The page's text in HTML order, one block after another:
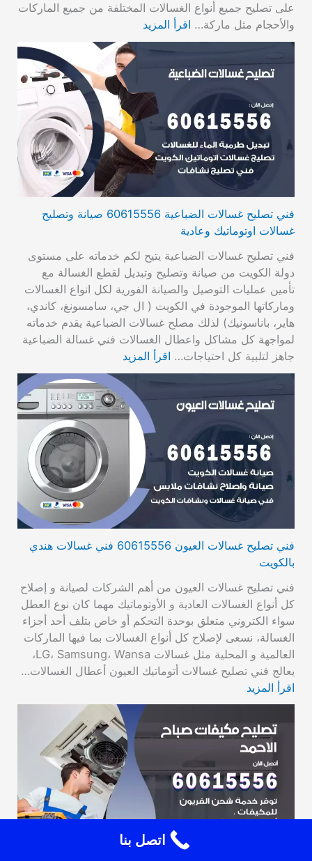
على تصليح جميع أنواع الغسالات المختلفة من جميع الماركات
والأحجام مثل ماركة… اقرأ المزيد
فني تصليح غسالات الضباعية 60615556 صيانة وتصليح
غسالات اوتوماتيك وعادية
فني تصليح غسالات الضباعية يتيح لكم خدماته على مستوى
دولة الكويت من صيانة وتصليح وتبديل لقطع الغسالة مع
تأمين عمليات التوصيل والصيانة الفورية لكل انواع الغسالات
وماركاتها الموجودة في الكويت ( ال جي، سامسونغ، كاندي،
هاير، باناسونيك) لذلك مصلح غسالات الضباعية يقدم خدماته
لمواجهة كل مشاكل واعطال الغسالات فني غسالة الضباعية
جاهز لتلبية كل احتياجات… اقرأ المزيد
فني تصليح غسالات العيون 60615556 فني غسالات هندي
بالكويت
فني تصليح غسالات العيون من أهم الشركات لصيانة و إصلاح
كل أنواع الغسالات العادية و الأوتوماتيك مهما كان نوع العطل
سواء الكتروني متعلق بوحدة التحكم أو خاص بتلف أحد أجزاء
الغسالة، نسعى لإصلاح كل أنواع الغسالات بما فيها الماركات
العالمية و المحلية مثل غسالات LG، Samsung، Wansa،
يعالج فني تصليح غسالات أتوماتيك العيون أعطال الغسالات…
اقرأ المزيد
اتصل بنا